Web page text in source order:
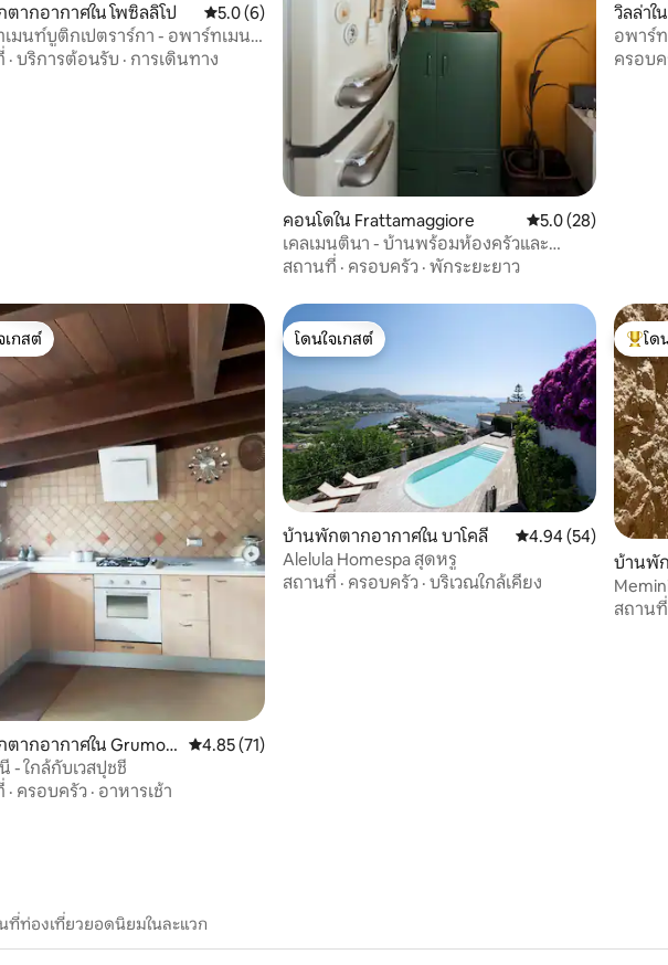
5, 61 รีวิว
ากอากาศใน โพซิลลิโป คะแนนเฉลี่ย 5.0 จาก 5, 6 รีวิว
5.0 (6)
มนท์บูติกเปตราร์กา - อพาร์ทเมนท์
· บริการต้อนรับ · การเดินทาง
คอนโดใน Frattamaggiore คะแนนเฉลี่ย 5.0 จา
5.0 (28)
เคลเมนตินา - บ้านพร้อมห้องครัวและ
ระเบียง
สถานที่ · ครอบครัว · พักระยะยาว
วิลล่าใ
อพาร์
รถ
ครอบ
5, 69 รีวิว
เกสต์
เกสต์
ากอากาศใน Grumo
คะแนนเฉลี่ย 4.85 จาก 5, 71 รีวิว
4.85 (71)
- ใกล้กับเวสปุชชี
· ครอบครัว · อาหารเช้า
โดนใจเกสต์
โดนใจเกสต์
บ้านพักตากอากาศใน บาโคลี คะแนนเฉลี่ย 4.94 จา
4.94 (54)
Alelula Homespa สุดหรู
สถานที่ · ครอบครัว · บริเวณใกล้เคียง
โดน
โด
บ้านพัก
Memini อัญมณีใจกลางศูนย์กลาง
ประวั
สถานที่
ที่ท่องเที่ยวยอดนิยมในละแวก